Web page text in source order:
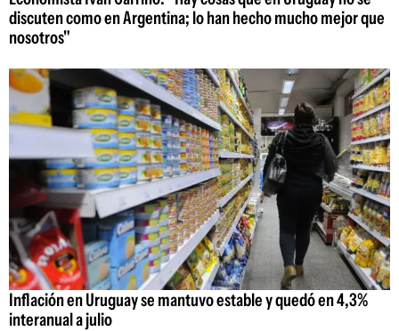
discuten como en Argentina; lo han hecho mucho mejor que
nosotros"
Inflación en Uruguay se mantuvo estable y quedó en 4,3%
interanual a julio